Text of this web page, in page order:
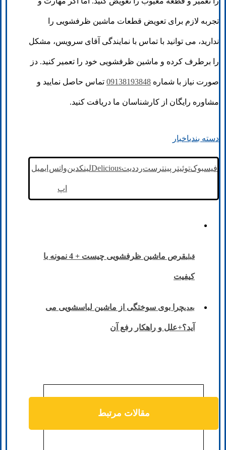
تجربه لازم برای تعویض قطعات ماشین ظرفشویی را
ندارید، می توانید با تماس با نمایندگی آقای سرویس، مشکل
را برطرف کرده و ماشین ظرفشویی خود را تعمیر کنید. دز
صورت نیاز با شماره 09138193848 تماس حاصل نمایید و
مشاوره رایگان از کارشناسان ما دریافت کنید.
دسته بندیاخبار
فیسبوکتوئیتر پینترسترددیتDeliciousلینکدینواتس
اپ
ایمیل
قبلی قرص ماشین ظرفشویی چیست + 4 نمونه با
کیفیت
بعدیچرا بوی سوختگی از ماشین لباسشویی می
آید؟+علل و راهکار رفع آن
مقالات مرتبط